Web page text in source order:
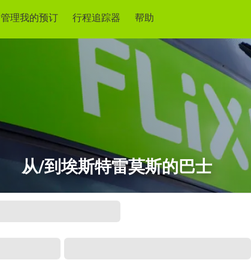
管理我的预订 行程追踪器 帮助
从/到埃斯特雷莫斯的巴士